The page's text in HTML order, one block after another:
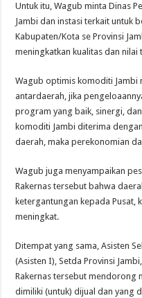
Untuk itu, Wagub minta Dinas
Jambi dan instasi terkait untuk
Kabupaten/Kota se Provinsi
meningkatkan kualitas dan
Wagub optimis komoditi Jambi
antardaerah, jika
program yang baik, sinergi,
komoditi Jambi diterima
daerah, maka perekonomian
Wagub juga menyampaikan
Rakernas tersebut bahwa
ketergantungan kepada Pusat,
meningkat.
Ditempat yang sama, Asisten
(Asisten I), Setda Provinsi
Rakernas tersebut mendorong
dimiliki (untuk) dijual dan yang